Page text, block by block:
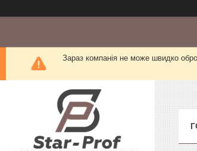
Зараз компанія не може швидко